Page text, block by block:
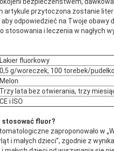
artykule przytoczona zostanie
odpowiedzieć na Twoje
stosowania i leczenia w nagłych
Lakier fluorkowy
0,5 g/woreczek, 100 torebek/pudełko
Melon
Trzy lata bez otwierania, trzy
CE i ISO
stosować fluor?
zaproponowało w
i małych dzieci”, zgodnie z